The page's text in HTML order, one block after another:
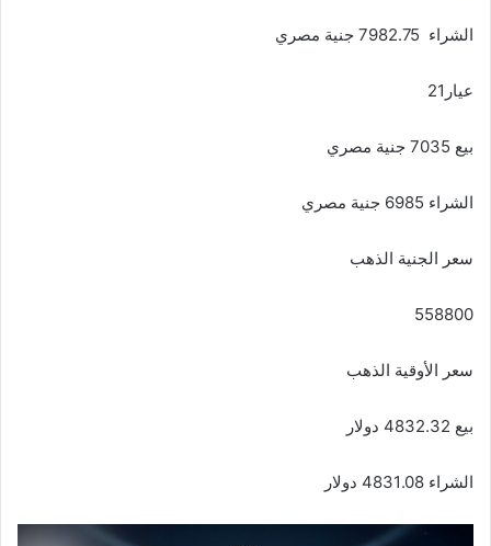
الشراء 7982.75 جنية مصري
عيار21
بيع 7035 جنية مصري
الشراء 6985 جنية مصري
سعر الجنية الذهب
558800
سعر الأوقية الذهب
بيع 4832.32 دولار
الشراء 4831.08 دولار